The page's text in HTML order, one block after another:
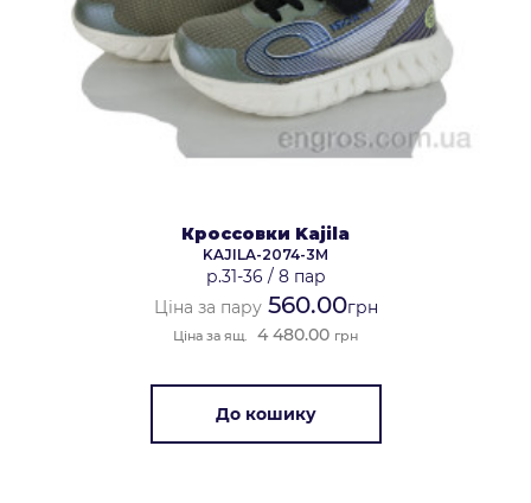
Кроссовки Kajila
KAJILA-2074-3M
р.31-36 / 8 пар
Ціна за пару560.00грн
Ціна за ящ. 4 480.00 грн
До кошику